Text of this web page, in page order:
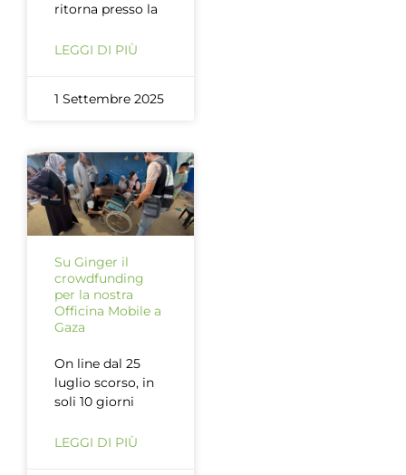
ritorna presso la
LEGGI DI PIÙ
1 Settembre 2025
Su Ginger il
crowdfunding
per la nostra
Officina Mobile a
Gaza
On line dal 25
luglio scorso, in
soli 10 giorni
LEGGI DI PIÙ